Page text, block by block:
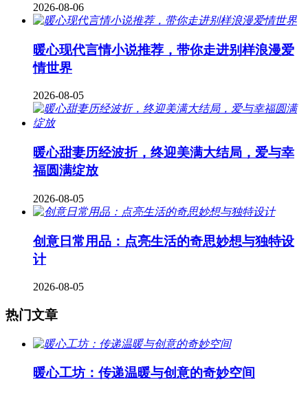
2026-08-06
暖心现代言情小说推荐，带你走进别样浪漫爱
情世界
2026-08-05
暖心甜妻历经波折，终迎美满大结局，爱与幸
福圆满绽放
2026-08-05
创意日常用品：点亮生活的奇思妙想与独特设
计
2026-08-05
热门文章
暖心工坊：传递温暖与创意的奇妙空间